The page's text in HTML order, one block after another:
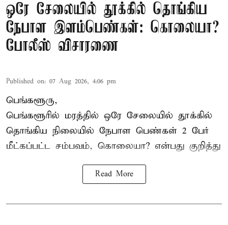
ஒரே சேலையில் தூக்கில் தொங்கிய
நேபாள இளம்பெண்கள்: கொலையா?
போலீஸ் விசாரணை
Published on: 07 Aug 2026, 4:06 pm
பெங்களூரு,
பெங்களூரில் மரத்தில் ஒரே சேலையில் தூக்கில்
தொங்கிய நிலையில் நேபாள பெண்கள் 2 பேர்
மீட்கப்பட்ட சம்பவம், கொலையா? என்பது குறித்து
Read More